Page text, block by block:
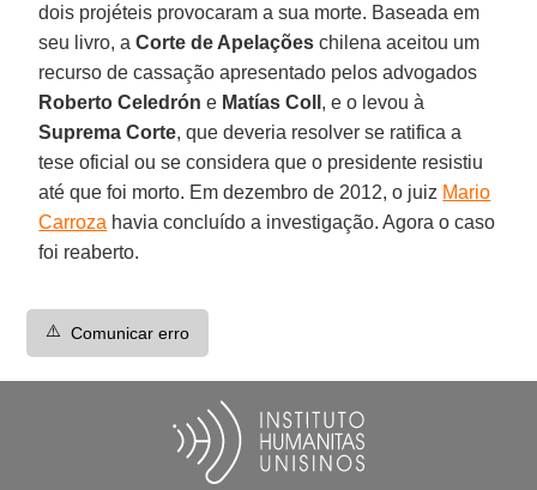
dois projéteis provocaram a sua morte. Baseada em
seu livro, aCorte de Apelações chilena aceitou um
recurso de cassação apresentado pelos advogados
Roberto Celedrón e Matías Coll , e o levou à
Suprema Corte, que deveria resolver se ratifica a
tese oficial ou se considera que o presidente resistiu
até que foi morto. Em dezembro de 2012, o juiz Mario
Carroza havia concluído a investigação. Agora o caso
foi reaberto.
⚠️ Comunicar erro